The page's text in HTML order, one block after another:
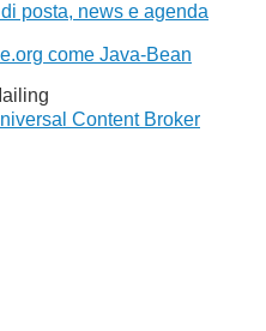
posta, news e agenda
come Java-Bean
Content Broker